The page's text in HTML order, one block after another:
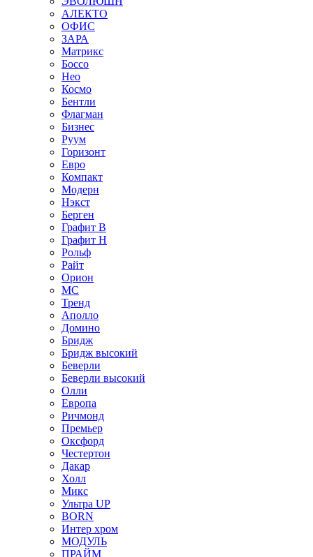
АЛЕКТО
ОФИС
ЗАРА
Матрикс
Боссо
Нео
Космо
Бентли
Флагман
Бизнес
Руум
Горизонт
Евро
Компакт
Модерн
Нэкст
Берген
Графит В
Графит Н
Рольф
Райт
Орион
МС
Тренд
Аполло
Домино
Бридж
Бридж высокий
Беверли
Беверли высокий
Олли
Европа
Ричмонд
Премьер
Оксфорд
Честертон
Дакар
Холл
Микс
Ультра UP
BORN
Интер хром
МОДУЛЬ
ПРАЙМ